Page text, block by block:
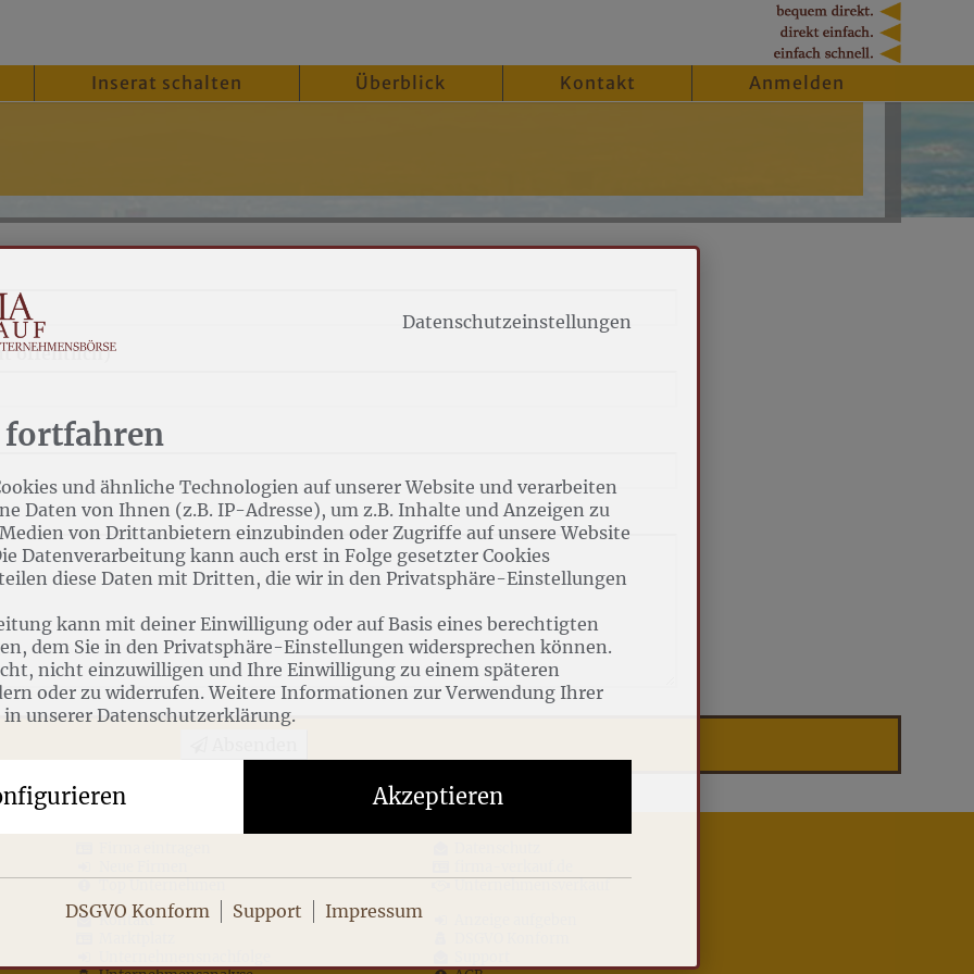
Inserat schalten Überblick Kontakt Anmelden
öffentlich)
Kontakt
Datenschutzeinstellungen
fortfahren
und ähnliche Technologien auf unserer Website und verarbeiten
Daten von Ihnen (z.B. IP-Adresse), um z.B. Inhalte und Anzeigen zu
von Drittanbietern einzubinden oder Zugriffe auf unsere Website
Datenverarbeitung kann auch erst in Folge gesetzter Cookies
diese Daten mit Dritten, die wir in den Privatsphäre-Einstellungen
kann mit deiner Einwilligung oder auf Basis eines berechtigten
dem Sie in den Privatsphäre-Einstellungen widersprechen können.
nicht einzuwilligen und Ihre Einwilligung zu einem späteren
oder zu widerrufen. Weitere Informationen zur Verwendung Ihrer
unserer Datenschutzerklärung.
Akzeptieren
DSGVO Konform Support Impressum